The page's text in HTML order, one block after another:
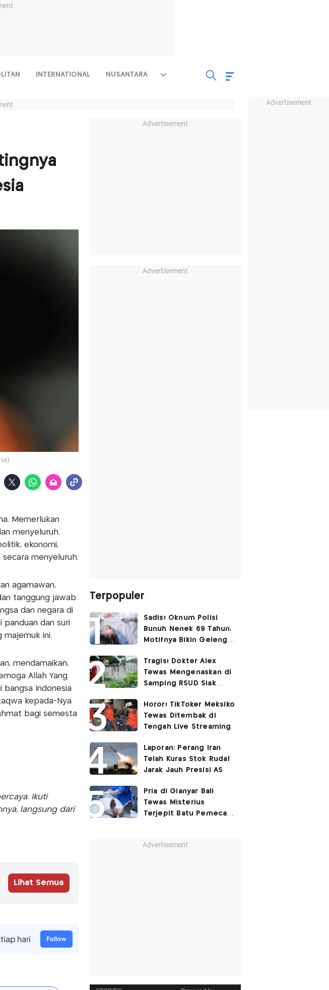
Advertisement
INTERNATIONAL NUSANTARA
Memerlukan
menyeluruh.
ekonomi,
menyeluruh.
agamawan,
tanggung jawab
dan negara di
dan suri
majemuk ini.
mendamaikan,
Allah Yang
bangsa Indonesia
kepada-Nya
bagi semesta
Ikuti
langsung dari
Lihat Semua
hari Follow
Advertisement
Advertisement
Terpopuler
Sadis! Oknum Polisi
Bunuh Nenek 69 Tahun,
Motifnya Bikin Geleng
Tragis! Dokter Alex
Tewas Mengenaskan di
Samping RSUD Siak
Rocuronium
Horor! TikToker Meksiko
Tewas Ditembak di
Tengah Live Streaming
Laporan: Perang Iran
Telah Kuras Stok Rudal
Jarak Jauh Presisi AS
Pria di Gianyar Bali
Tewas Misterius
Terjepit Batu Pemecah
Advertisement